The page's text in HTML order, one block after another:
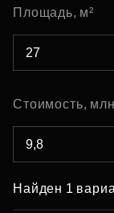
Площадь, м²
Стоимость,
Найден 1